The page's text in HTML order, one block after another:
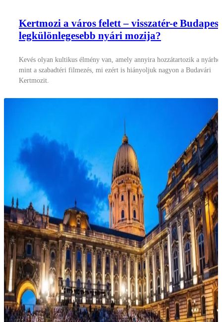
Kertmozi a város felett – visszatér-e Budapest
legkülönlegesebb nyári mozija?
Kevés olyan kultikus élmény van, amely annyira hozzátartozik a
mint a szabadtéri filmezés, mi ezért is hiányoljuk nagyon a Budavári
Kertmozit.